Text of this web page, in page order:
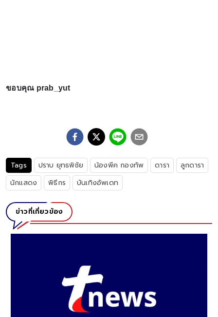
ขอบคุณ prab_yut
Tags ปราบ ยุทธพิชัย น้องพีค กองทัพ ดารา
ลูกดารา
นักแสดง
พิธีกร บันเทิงอัพเดท
ข่าวที่เกี่ยวข้อง